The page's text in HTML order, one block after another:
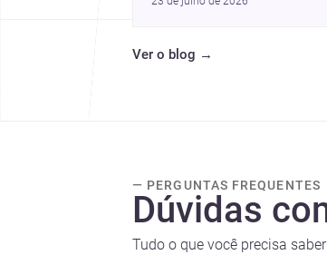
e uma casa em Amã integrada
Ver o blog →
— PERGUNTAS FREQUENTES
Dúvidas
Tudo o que você precisa